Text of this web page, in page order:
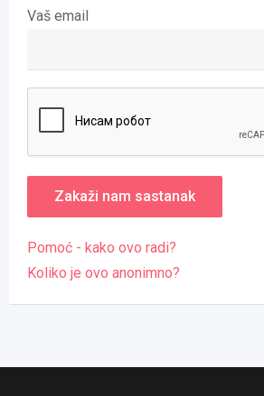
Vaš email
Pomoć - kako ovo radi?
Koliko je ovo anonimno?